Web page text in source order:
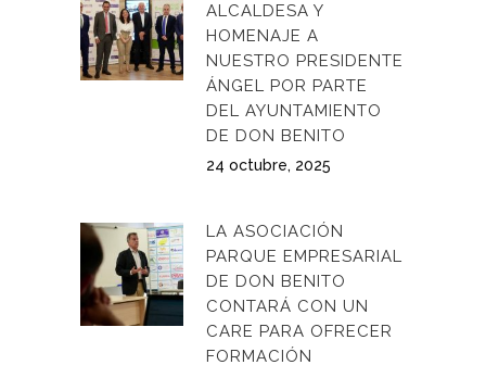
ALCALDESA Y
HOMENAJE A
NUESTRO PRESIDENTE
ÁNGEL POR PARTE
DEL AYUNTAMIENTO
DE DON BENITO
24 octubre, 2025
LA ASOCIACIÓN
PARQUE EMPRESARIAL
DE DON BENITO
CONTARÁ CON UN
CARE PARA OFRECER
FORMACIÓN